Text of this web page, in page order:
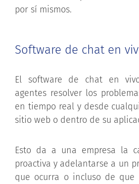
por sí mismos.
Software de chat en
El software de chat en
agentes resolver los
en tiempo real y desde
sitio web o dentro de su
Esto da a una empresa la
proactiva y adelantarse a un
que ocurra o incluso de que